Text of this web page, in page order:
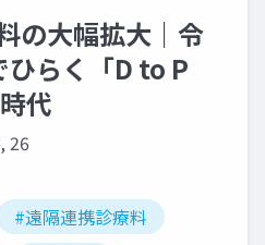
の大幅拡大｜令
らく「D to P
代
26
#遠隔連携診療料